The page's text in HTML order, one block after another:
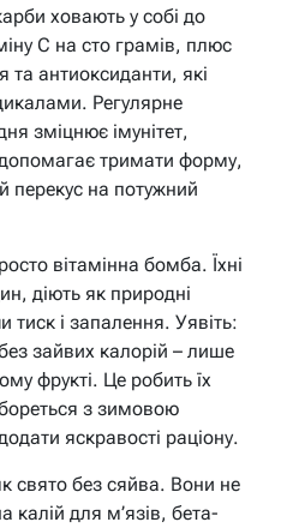
ховають у собі до
С на сто грамів, плюс
та антиоксиданти, які
Регулярне
зміцнює імунітет,
допомагає тримати форму,
перекус на потужний
вітамінна бомба. Їхні
діють як природні
тиск і запалення. Уявіть:
зайвих калорій – лише
фрукті. Це робить їх
з зимовою
яскравості раціону.
свято без сяйва. Вони не
калій для м’язів, бета-